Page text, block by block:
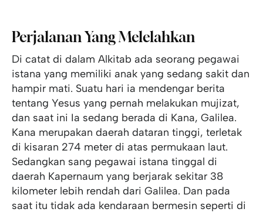
Perjalanan Yang Melelahkan
Di catat di dalam Alkitab ada seorang pegawai
istana yang memiliki anak yang sedang sakit dan
hampir mati. Suatu hari ia mendengar berita
tentang Yesus yang pernah melakukan mujizat,
dan saat ini Ia sedang berada di Kana, Galilea.
Kana merupakan daerah dataran tinggi, terletak
di kisaran 274 meter di atas permukaan laut.
Sedangkan sang pegawai istana tinggal di
daerah Kapernaum yang berjarak sekitar 38
kilometer lebih rendah dari Galilea. Dan pada
saat itu tidak ada kendaraan bermesin seperti di